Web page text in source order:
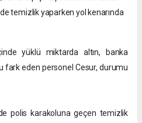
temizlik yaparken yol kenarında
yüklü miktarda altın, banka
fark eden personel Cesur, durumu
polis karakoluna geçen temizlik